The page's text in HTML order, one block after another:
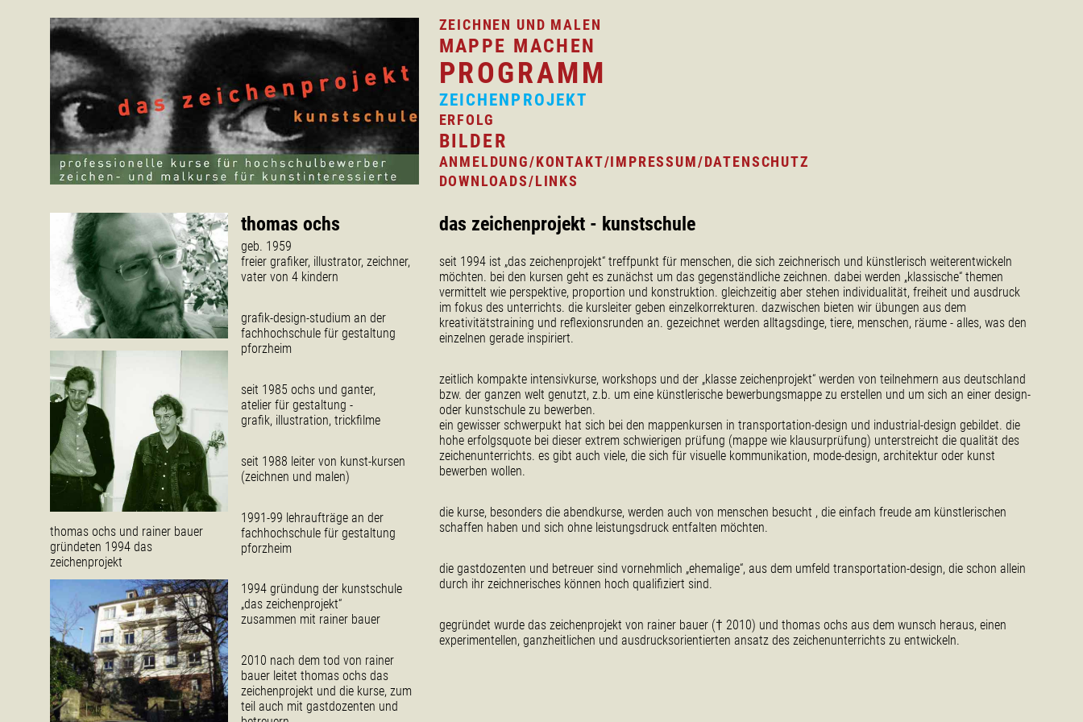
ZEICHNEN UND MALEN
MAPPE MACHEN
PROGRAMM
ZEICHENPROJEKT
ERFOLG
BILDER
ANMELDUNG/KONTAKT/IMPRESSUM/DATENSCHUTZ
DOWNLOADS/LINKS
thomas ochs und rainer bauer
gründeten 1994 das
zeichenprojekt
thomas ochs
geb. 1959
freier grafiker, illustrator, zeichner,
vater von 4 kindern
grafik-design-studium an der
fachhochschule für gestaltung
pforzheim
seit 1985 ochs und ganter,
atelier für gestaltung -
grafik, illustration, trickfilme
seit 1988 leiter von kunst-kursen
(zeichnen und malen)
1991-99 lehraufträge an der
fachhochschule für gestaltung
pforzheim
1994 gründung der kunstschule
„das zeichenprojekt“
zusammen mit rainer bauer
2010 nach dem tod von rainer
bauer leitet thomas ochs das
zeichenprojekt und die kurse, zum
teil auch mit gastdozenten und
das zeichenprojekt - kunstschule
seit 1994 ist „das zeichenprojekt“ treffpunkt für menschen, die sich zeichnerisch und künstlerisch weiterentwickeln
möchten. bei den kursen geht es zunächst um das gegenständliche zeichnen. dabei werden „klassische“ themen
vermittelt wie perspektive, proportion und konstruktion. gleichzeitig aber stehen individualität, freiheit und ausdruck
im fokus des unterrichts. die kursleiter geben einzelkorrekturen. dazwischen bieten wir übungen aus dem
kreativitätstraining und reflexionsrunden an. gezeichnet werden alltagsdinge, tiere, menschen, räume - alles, was den
einzelnen gerade inspiriert.
zeitlich kompakte intensivkurse, workshops und der „klasse zeichenprojekt“ werden von teilnehmern aus deutschland
bzw. der ganzen welt genutzt, z.b. um eine künstlerische bewerbungsmappe zu erstellen und um sich an einer design-
oder kunstschule zu bewerben.
ein gewisser schwerpukt hat sich bei den mappenkursen in transportation-design und industrial-design gebildet. die
hohe erfolgsquote bei dieser extrem schwierigen prüfung (mappe wie klausurprüfung) unterstreicht die qualität des
zeichenunterrichts. es gibt auch viele, die sich für visuelle kommunikation, mode-design, architektur oder kunst
bewerben wollen.
die kurse, besonders die abendkurse, werden auch von menschen besucht , die einfach freude am künstlerischen
schaffen haben und sich ohne leistungsdruck entfalten möchten.
die gastdozenten und betreuer sind vornehmlich „ehemalige“, aus dem umfeld transportation-design, die schon allein
durch ihr zeichnerisches können hoch qualifiziert sind.
gegründet wurde das zeichenprojekt von rainer bauer († 2010) und thomas ochs aus dem wunsch heraus, einen
experimentellen, ganzheitlichen und ausdrucksorientierten ansatz des zeichenunterrichts zu entwickeln.